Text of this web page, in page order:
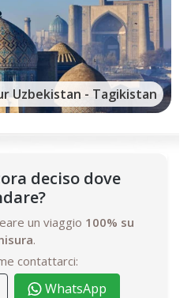
Uzbekistan - Tagikistan
deciso dove
un viaggio 100% su
.
contattarci:
WhatsApp